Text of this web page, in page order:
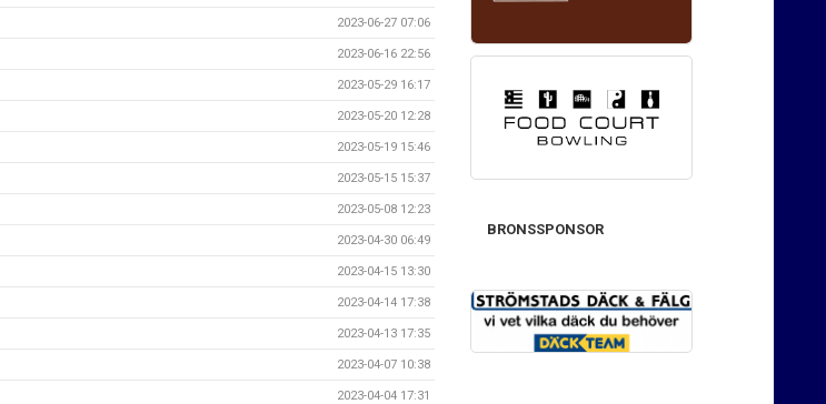
2023-06-27 07:06
2023-06-16 22:56
2023-05-29 16:17
2023-05-20 12:28
2023-05-19 15:46
2023-05-15 15:37
2023-05-08 12:23
2023-04-30 06:49
2023-04-15 13:30
2023-04-14 17:38
2023-04-13 17:35
2023-04-07 10:38
2023-04-04 17:31
BRONSSPONSOR